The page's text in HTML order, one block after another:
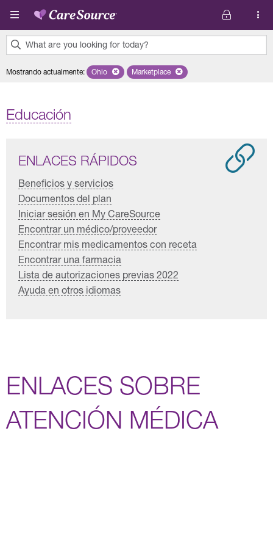
Pasar al contenido principal
What are you looking for today?
results
Mostrando actualmente: Remove selected state 'Ohio'
Ohio Remove selected plan 'Marketplace'
Marketplace
Educación
ENLACES RÁPIDOS
Beneficios y servicios
Documentos del plan
Iniciar sesión en My CareSource
Encontrar un médico/proveedor
Encontrar mis medicamentos con receta
Encontrar una farmacia
Lista de autorizaciones previas 2022
Ayuda en otros idiomas
ENLACES SOBRE
ATENCIÓN MÉDICA